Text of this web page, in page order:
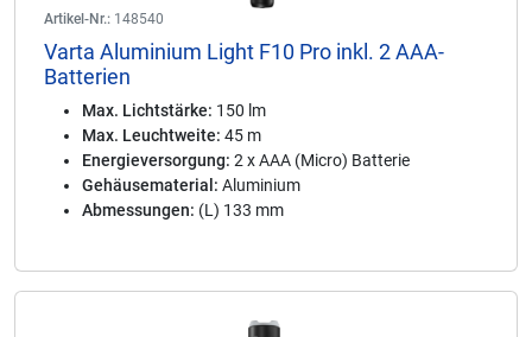
Artikel-Nr.: 148540
Varta Aluminium Light F10 Pro inkl. 2 AAA-
Batterien
Max. Lichtstärke: 150 lm
Max. Leuchtweite: 45 m
Energieversorgung: 2 x AAA (Micro) Batterie
Gehäusematerial: Aluminium
Abmessungen: (L) 133 mm